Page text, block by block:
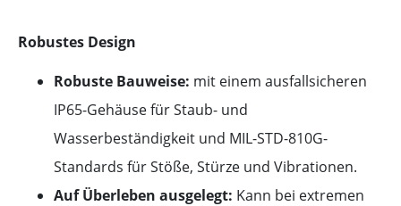
Robustes Design
Robuste Bauweise: mit einem ausfallsicheren
IP65-Gehäuse für Staub- und
Wasserbeständigkeit und MIL-STD-810G-
Standards für Stöße, Stürze und Vibrationen.
Auf Überleben ausgelegt: Kann bei extremen